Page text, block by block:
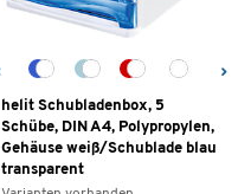
helit Schubladenbox, 5
Schübe, DIN A4, Polypropylen,
Gehäuse weiß/Schublade blau
transparent